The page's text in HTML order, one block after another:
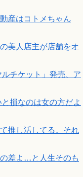
産はコトメちゃん
美人店主が店舗をオ
ルチケット」発売、ア
損なのは女の方だよ
推し活してる。それ
差よ…と人生そのも